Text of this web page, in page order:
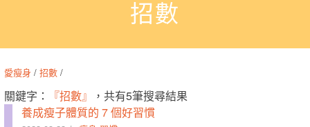
招數
愛瘦身 / 招數 /
關鍵字： 『招數』
，共有5筆搜尋結果
養成瘦子體質的 7 個好習慣